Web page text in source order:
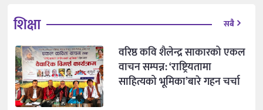
शिक्षा सबै
वरिष्ठ कवि शैलेन्द्र साकारको एकल
वाचन सम्पन्न: ‘राष्ट्रियतामा
साहित्यको भूमिका’बारे गहन चर्चा